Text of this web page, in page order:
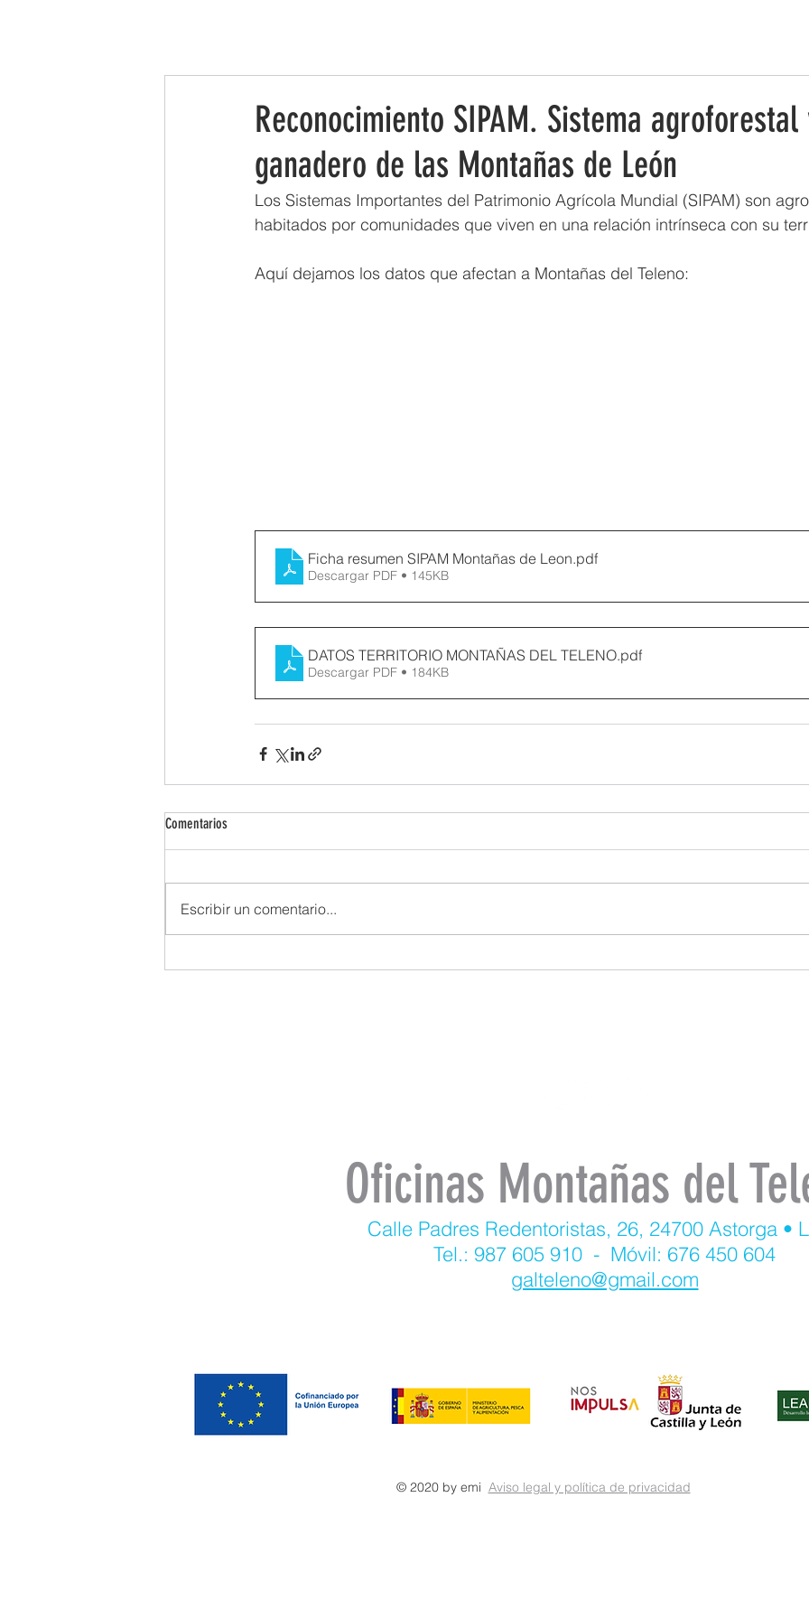
Reconocimiento SIPAM. Sistema agroforestal
ganadero de las Montañas de León
Los Sistemas Importantes del Patrimonio Agrícola Mundial (SIPAM) son
habitados por comunidades que viven en una relación intrínseca con su
Aquí dejamos los datos que afectan a Montañas del Teleno:
Ficha resumen SIPAM Montañas de Leon.pdf
Descargar PDF • 145KB
DATOS TERRITORIO MONTAÑAS DEL TELENO.pdf
Descargar PDF • 184KB
Comentarios
Escribir un comentario...
Oficinas Montañas del
Calle Padres Redentoristas, 26, 24700 Astorga •
Tel.: 987 605 910 - Móvil: 676 450 604
galteleno@gmail.com
© 2020 by emi Aviso legal y política de privacidad